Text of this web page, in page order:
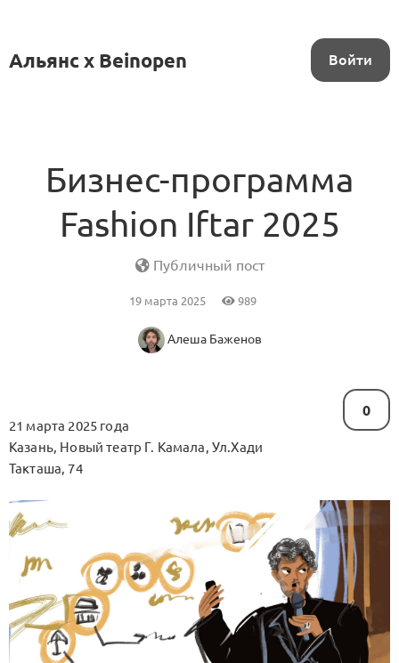
Альянс x Beinopen Войти
Бизнес-программа
Fashion Iftar 2025
Публичный пост
19 марта 2025 989
Алеша Баженов
0
21 марта 2025 года
Казань, Новый театр Г. Камала, Ул.Хади
Такташа, 74